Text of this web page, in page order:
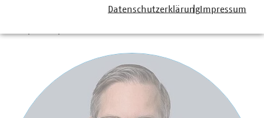
DatenschutzerklärungImpressum